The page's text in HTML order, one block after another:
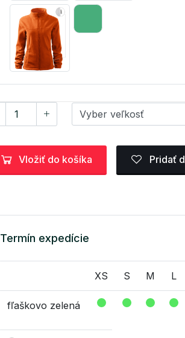
Vložiť do košíka Pridať
Termín expedície
XS S M L
fľaškovo zelená